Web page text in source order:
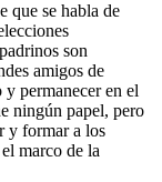
que se habla de
son
amigos de
y permanecer en el
ningún papel, pero
y formar a los
marco de la